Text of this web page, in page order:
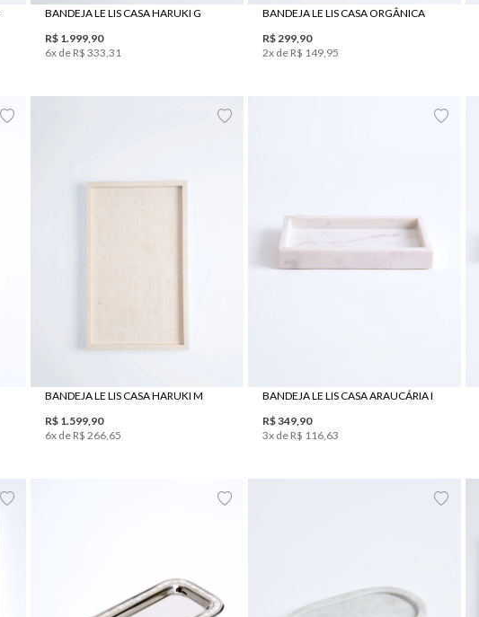
BANDEJA LE LIS CASA HARUKI G
R$ 1.999 90
6x de R$ 333 ,31
BANDEJA LE LIS CASA ORGÂNICA
R$ 299 90
2x de R$ 149 95
BANDEJA LE LIS CASA HARUKI M
R$ 1.599 90
6x de R$ 266 65
BANDEJA LE LIS CASA ARAUCÁRIA I
R$349 90
3x de R$ 116 63